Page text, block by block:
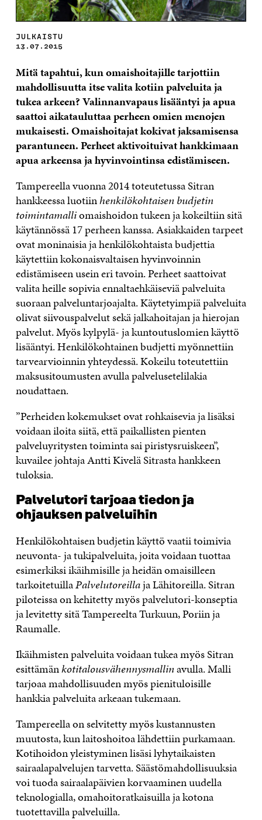
JULKAISTU
13.07.2015
Mitä tapahtui, kun omaishoitajille tarjottiin
mahdollisuutta itse valita kotiin palveluita ja
tukea arkeen? Valinnanvapaus lisääntyi ja apua
saattoi aikatauluttaa perheen omien menojen
mukaisesti. Omaishoitajat kokivat jaksamisensa
parantuneen. Perheet aktivoituivat hankkimaan
apua arkeensa ja hyvinvointinsa edistämiseen.
Tampereella vuonna 2014 toteutetussa Sitran
hankkeessa luotiinhenkilökohtaisen budjetin
toimintamalliomaishoidon tukeen ja kokeiltiin sitä
käytännössä 17 perheen kanssa. Asiakkaiden tarpeet
ovat moninaisia ja henkilökohtaista budjettia
käytettiin kokonaisvaltaisen hyvinvoinnin
edistämiseen usein eri tavoin. Perheet saattoivat
valita heille sopivia ennaltaehkäiseviä palveluita
suoraan palveluntarjoajalta. Käytetyimpiä palveluita
olivat siivouspalvelut sekä jalkahoitajan ja hierojan
palvelut. Myös kylpylä- ja kuntoutuslomien käyttö
lisääntyi. Henkilökohtainen budjetti myönnettiin
tarvearvioinnin yhteydessä. Kokeilu toteutettiin
maksusitoumusten avulla palvelusetelilakia
noudattaen.
”Perheiden kokemukset ovat rohkaisevia ja lisäksi
voidaan iloita siitä, että paikallisten pienten
palveluyritysten toiminta sai piristysruiskeen”,
kuvailee johtaja Antti Kivelä Sitrasta hankkeen
tuloksia.
Palvelutori tarjoaa tiedon ja
ohjauksen palveluihin
Henkilökohtaisen budjetin käyttö vaatii toimivia
neuvonta- ja tukipalveluita, joita voidaan tuottaa
esimerkiksi ikäihmisille ja heidän omaisilleen
tarkoitetuillaPalvelutoreillaja Lähitoreilla. Sitran
piloteissa on kehitetty myös palvelutori-konseptia
ja levitetty sitä Tampereelta Turkuun, Poriin ja
Raumalle.
Ikäihmisten palveluita voidaan tukea myös Sitran
esittämänkotitalousvähennysmallinavulla. Malli
tarjoaa mahdollisuuden myös pienituloisille
hankkia palveluita arkeaan tukemaan.
Tampereella on selvitetty myös kustannusten
muutosta, kun laitoshoitoa lähdettiin purkamaan.
Kotihoidon yleistyminen lisäsi lyhytaikaisten
sairaalapalvelujen tarvetta. Säästömahdollisuuksia
voi tuoda sairaalapäivien korvaaminen uudella
teknologialla, omahoitoratkaisuilla ja kotona
tuotettavilla palveluilla.